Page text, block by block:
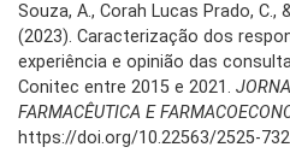
Souza, A., Corah Lucas Prado, C.,
(2023). Caracterização dos
experiência e opinião das
Conitec entre 2015 e 2021.
FARMACÊUTICA E
https://doi.org/10.22563/2525-